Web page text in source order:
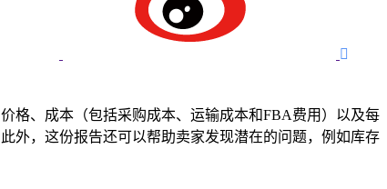

格、成本（包括采购成本、运输成本和FBA费用）以及每
外，这份报告还可以帮助卖家发现潜在的问题，例如库存